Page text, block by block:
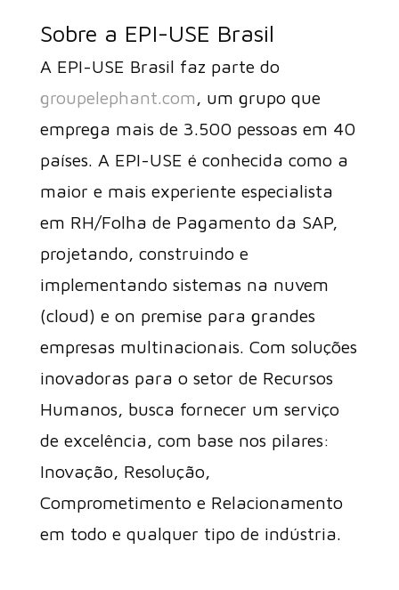
Sobre a EPI-USE Brasil
A EPI-USE Brasil faz parte do
groupelephant.com , um grupo que
emprega mais de 3.500 pessoas em 40
países. A EPI-USE é conhecida como a
maior e mais experiente especialista
em RH/Folha de Pagamento da SAP,
projetando, construindo e
implementando sistemas na nuvem
(cloud) e on premise para grandes
empresas multinacionais. Com soluções
inovadoras para o setor de Recursos
Humanos, busca fornecer um serviço
de excelência, com base nos pilares:
Inovação, Resolução,
Comprometimento e Relacionamento
em todo e qualquer tipo de indústria.